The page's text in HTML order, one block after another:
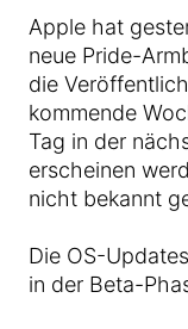
Apple hat
neue Pride-
die
kommende
Tag in der
erscheinen
nicht bekannt
Die OS-
in der Beta-